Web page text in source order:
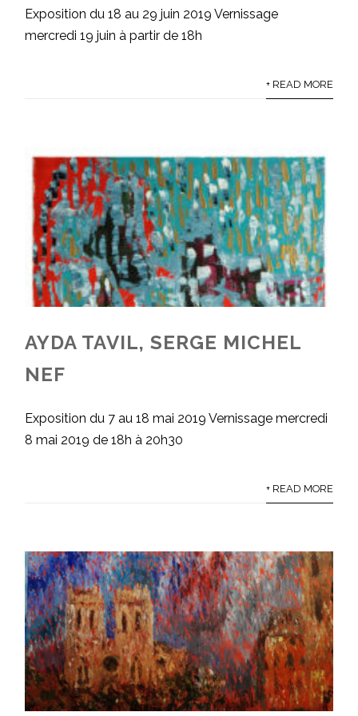
Exposition du 18 au 29 juin 2019 Vernissage
mercredi 19 juin à partir de 18h
+ READ MORE
AYDA TAVIL, SERGE MICHEL
NEF
Exposition du 7 au 18 mai 2019 Vernissage mercredi
8 mai 2019 de 18h à 20h30
+ READ MORE